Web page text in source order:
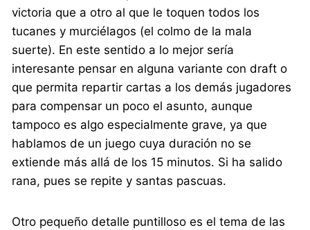
victoria que a otro al que le toquen todos los
tucanes y murciélagos (el colmo de la mala
suerte). En este sentido a lo mejor sería
interesante pensar en alguna variante con draft o
que permita repartir cartas a los demás jugadores
para compensar un poco el asunto, aunque
tampoco es algo especialmente grave, ya que
hablamos de un juego cuya duración no se
extiende más allá de los 15 minutos. Si ha salido
rana, pues se repite y santas pascuas.
Otro pequeño detalle puntilloso es el tema de las